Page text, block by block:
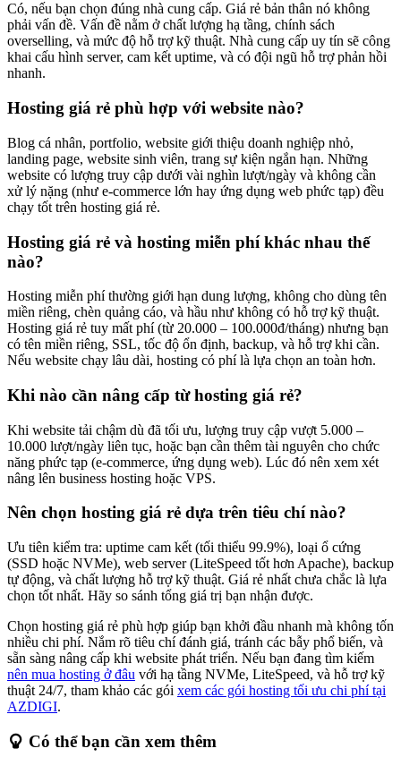
Có, nếu bạn chọn đúng nhà cung cấp. Giá rẻ bản thân nó không
phải vấn đề. Vấn đề nằm ở chất lượng hạ tầng, chính sách
overselling, và mức độ hỗ trợ kỹ thuật. Nhà cung cấp uy tín sẽ công
khai cấu hình server, cam kết uptime, và có đội ngũ hỗ trợ phản hồi
nhanh.
Hosting giá rẻ phù hợp với website nào?
Blog cá nhân, portfolio, website giới thiệu doanh nghiệp nhỏ,
landing page, website sinh viên, trang sự kiện ngắn hạn. Những
website có lượng truy cập dưới vài nghìn lượt/ngày và không cần
xử lý nặng (như e-commerce lớn hay ứng dụng web phức tạp) đều
chạy tốt trên hosting giá rẻ.
Hosting giá rẻ và hosting miễn phí khác nhau thế
nào?
Hosting miễn phí thường giới hạn dung lượng, không cho dùng tên
miền riêng, chèn quảng cáo, và hầu như không có hỗ trợ kỹ thuật.
Hosting giá rẻ tuy mất phí (từ 20.000 – 100.000đ/tháng) nhưng bạn
có tên miền riêng, SSL, tốc độ ổn định, backup, và hỗ trợ khi cần.
Nếu website chạy lâu dài, hosting có phí là lựa chọn an toàn hơn.
Khi nào cần nâng cấp từ hosting giá rẻ?
Khi website tải chậm dù đã tối ưu, lượng truy cập vượt 5.000 –
10.000 lượt/ngày liên tục, hoặc bạn cần thêm tài nguyên cho chức
năng phức tạp (e-commerce, ứng dụng web). Lúc đó nên xem xét
nâng lên business hosting hoặc VPS.
Nên chọn hosting giá rẻ dựa trên tiêu chí nào?
Ưu tiên kiểm tra: uptime cam kết (tối thiểu 99.9%), loại ổ cứng
(SSD hoặc NVMe), web server (LiteSpeed tốt hơn Apache), backup
tự động, và chất lượng hỗ trợ kỹ thuật. Giá rẻ nhất chưa chắc là lựa
chọn tốt nhất. Hãy so sánh tổng giá trị bạn nhận được.
Chọn hosting giá rẻ phù hợp giúp bạn khởi đầu nhanh mà không tốn
nhiều chi phí. Nắm rõ tiêu chí đánh giá, tránh các bẫy phổ biến, và
sẵn sàng nâng cấp khi website phát triển. Nếu bạn đang tìm kiếm
nên mua hosting ở đâu với hạ tầng NVMe, LiteSpeed, và hỗ trợ kỹ
thuật 24/7, tham khảo các gói xem các gói hosting tối ưu chi phí tại
AZDIGI.
Có thể bạn cần xem thêm